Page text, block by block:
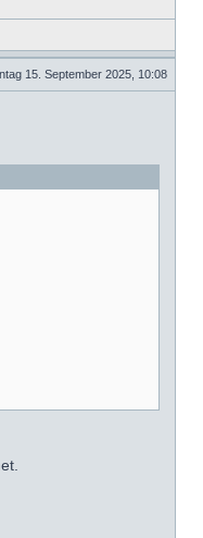
15. September 2025, 10:08